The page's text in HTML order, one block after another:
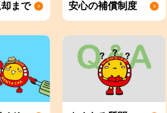
まで 安心の補償制度